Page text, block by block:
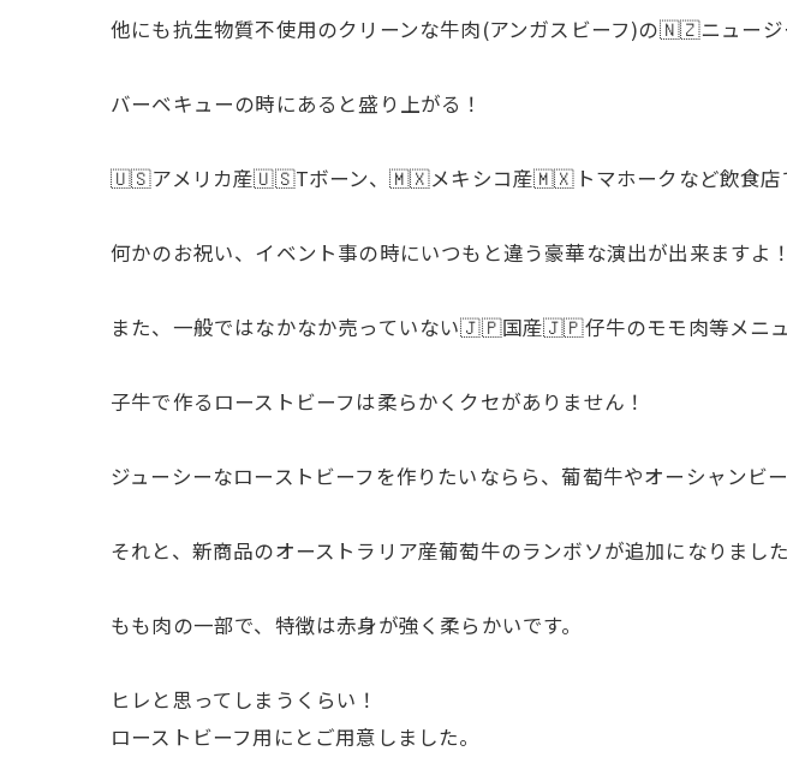
他にも抗生物質不使用のクリーンな牛肉(アンガスビーフ)の🇳🇿ニュー
バーベキューの時にあると盛り上がる！
🇺🇸アメリカ産🇺🇸Tボーン、🇲🇽メキシコ産🇲🇽トマホークなど飲食店で
何かのお祝い、イベント事の時にいつもと違う豪華な演出が出来ますよ！
また、一般ではなかなか売っていない🇯🇵国産🇯🇵仔牛のモモ肉等メニュ
子牛で作るローストビーフは柔らかくクセがありません！
ジューシーなローストビーフを作りたいならら、葡萄牛やオーシャンビ
それと、新商品のオーストラリア産葡萄牛のランボソが追加になりました
もも肉の一部で、特徴は赤身が強く柔らかいです。
ヒレと思ってしまうくらい！
ローストビーフ用にとご用意しました。